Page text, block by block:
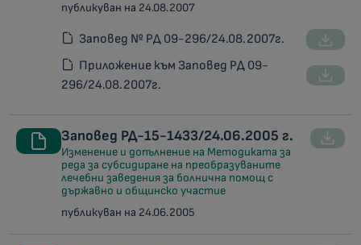
публикуван на 24.08.2007
Заповед № РД 09-296/24.08.2007г.
Приложение към Заповед РД 09-
296/24.08.2007г.
Заповед РД-15-1433/24.06.2005 г.
Изменение и допълнение на Методиката за
реда за субсидиране на преобразуваните
лечебни заведения за болнична помощ с
държавно и общинско участие
публикуван на 24.06.2005